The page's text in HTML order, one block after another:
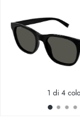
1 di 4